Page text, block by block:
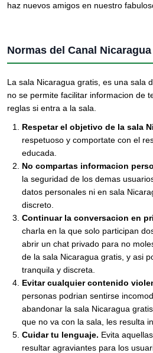
haz nuevos amigos en nuestro
Normas del Canal Nicaragua
La sala Nicaragua gratis, es una sala
no se permite facilitar informacion de
reglas si entra a la sala.
Respetar el objetivo de la sala
respetuoso y comportate con el
educada.
No compartas informacion
la seguridad de los demas
datos personales ni en sala
discreto.
Continuar la conversacion en
charla en la que solo participan
abrir un chat privado para no
de la sala Nicaragua gratis, y asi
tranquila y discreta.
Evitar cualquier contenido
personas podrian sentirse
abandonar la sala Nicaragua
que no va con la sala, les resulta
Cuidar tu lenguaje. Evita
resultar agraviantes para los